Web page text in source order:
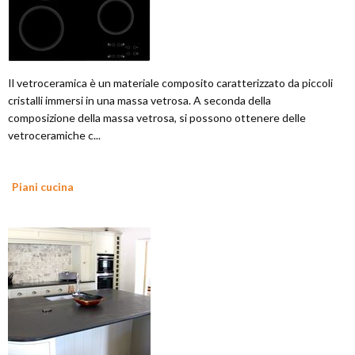
Il vetroceramica è un materiale composito caratterizzato da piccoli
cristalli immersi in una massa vetrosa. A seconda della
composizione della massa vetrosa, si possono ottenere delle
vetroceramiche c...
Piani cucina